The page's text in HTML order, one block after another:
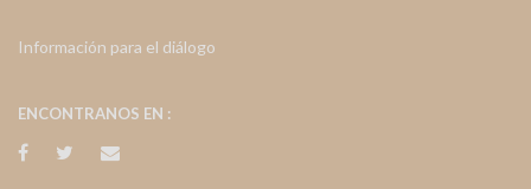
Información para el diálogo
ENCONTRANOS EN :